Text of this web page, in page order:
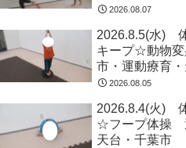
2026.08.07
2026.8.5(水)
キープ☆動物
市・運動療育・
2026.08.05
2026.8.4(火)
☆フープ体操
天台・千葉市